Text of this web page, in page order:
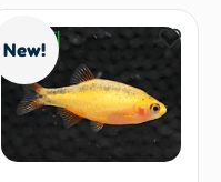
New!